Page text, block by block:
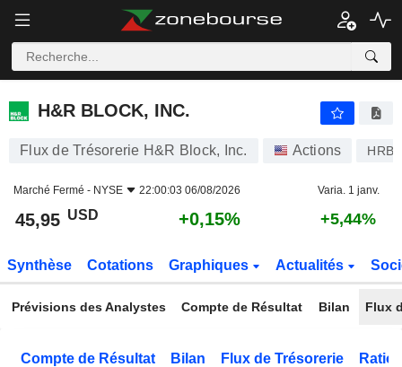
H&R BLOCK, INC.
H&R BLOCK, INC.
Flux de Trésorerie H&R Block, Inc. Actions HRB
Marché Fermé - NYSE 22:00:03 06/08/2026 Varia. 1 janv.
45,95 USD +0,15% +5,44%
Synthèse Cotations Graphiques Actualités
Prévisions des Analystes Compte de Résultat Bilan Flux
Compte de Résultat Bilan Flux de Trésorerie